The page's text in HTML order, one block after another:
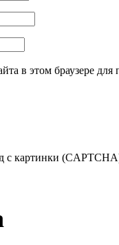
в этом браузере
с картинки